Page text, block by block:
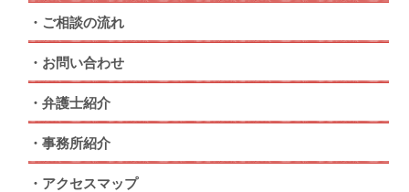
ご相談の流れ
お問い合わせ
弁護士紹介
事務所紹介
アクセスマップ